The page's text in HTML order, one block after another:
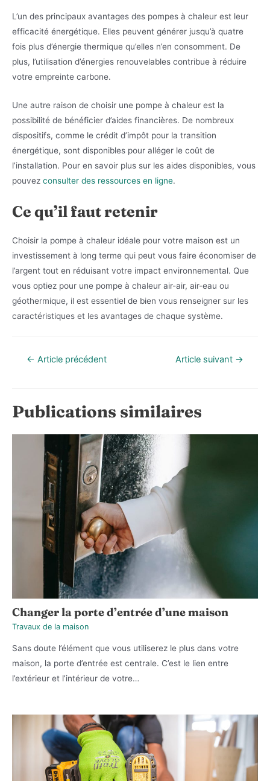
L’un des principaux avantages des pompes à chaleur est leur
efficacité énergétique. Elles peuvent générer jusqu’à quatre
fois plus d’énergie thermique qu’elles n’en consomment. De
plus, l’utilisation d’énergies renouvelables contribue à réduire
votre empreinte carbone.
Une autre raison de choisir une pompe à chaleur est la
possibilité de bénéficier d’aides financières. De nombreux
dispositifs, comme le crédit d’impôt pour la transition
énergétique, sont disponibles pour alléger le coût de
l’installation. Pour en savoir plus sur les aides disponibles, vous
pouvez consulter des ressources en ligne.
Ce qu’il faut retenir
Choisir la pompe à chaleur idéale pour votre maison est un
investissement à long terme qui peut vous faire économiser de
l’argent tout en réduisant votre impact environnemental. Que
vous optiez pour une pompe à chaleur air-air, air-eau ou
géothermique, il est essentiel de bien vous renseigner sur les
caractéristiques et les avantages de chaque système.
Navigation
← Article précédent Article suivant →
Publications similaires
Changer la porte d’entrée d’une maison
Travaux de la maison
Sans doute l’élément que vous utiliserez le plus dans votre
maison, la porte d’entrée est centrale. C’est le lien entre
l’extérieur et l’intérieur de votre…